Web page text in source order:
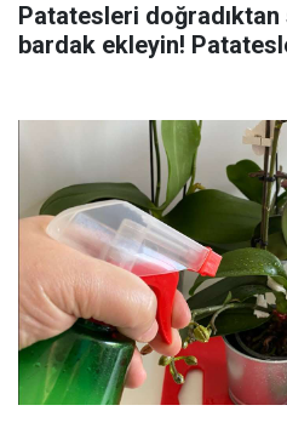
Patatesleri
bardak ekleyin!